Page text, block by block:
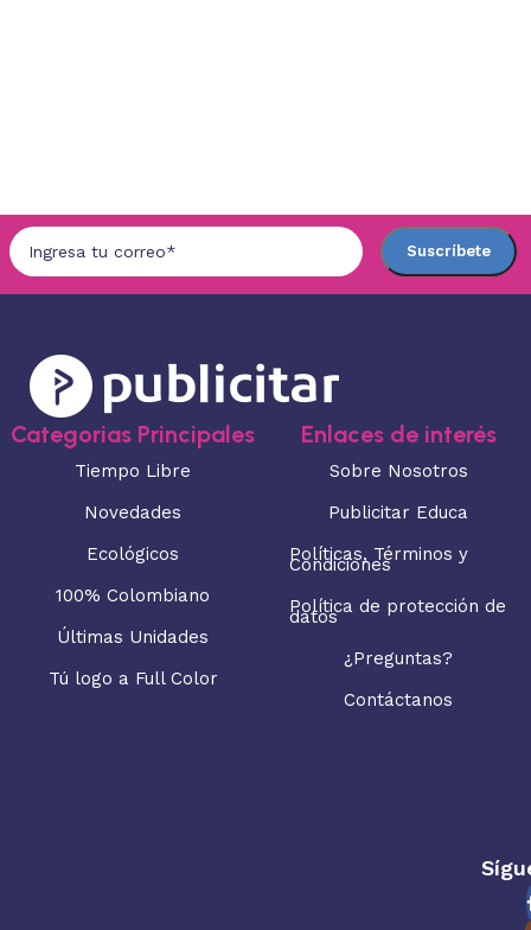
Categorias Principales
Tiempo Libre
Novedades
Ecológicos
100% Colombiano
Últimas Unidades
Tú logo a Full Color
Enlaces de interés
Sobre Nosotros
Publicitar Educa
Políticas, Términos y
Condiciones
Política de protección de
datos
¿Preguntas?
Contáctanos